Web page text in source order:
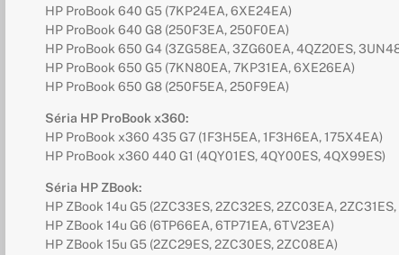
HP ProBook 640 G5 (7KP24EA, 6XE24EA)
HP ProBook 640 G8 (250F3EA, 250F0EA)
HP ProBook 650 G4 (3ZG58EA, 3ZG60EA, 4QZ20ES,
HP ProBook 650 G5 (7KN80EA, 7KP31EA, 6XE26EA)
HP ProBook 650 G8 (250F5EA, 250F9EA)
Séria HP ProBook x360:
HP ProBook x360 435 G7 (1F3H5EA, 1F3H6EA, 175X4EA)
HP ProBook x360 440 G1 (4QY01ES, 4QY00ES, 4QX99ES)
Séria HP ZBook:
HP ZBook 14u G5 (2ZC33ES, 2ZC32ES, 2ZC03EA,
HP ZBook 14u G6 (6TP66EA, 6TP71EA, 6TV23EA)
HP ZBook 15u G5 (2ZC29ES, 2ZC30ES, 2ZC08EA)